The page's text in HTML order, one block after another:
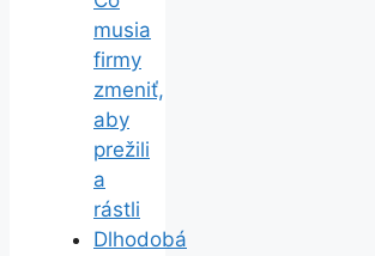
musia
firmy
zmeniť,
aby
prežili
a
rástli
Dlhodobá